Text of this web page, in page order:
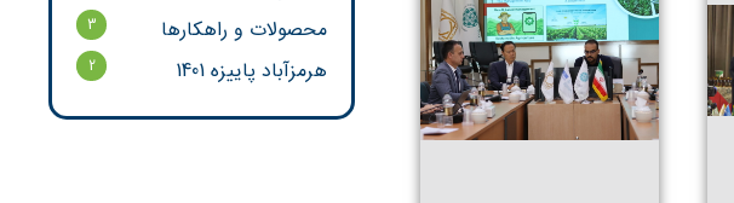
محصولات و راهکارها 3
هرمزآباد پاییزه 1401 2